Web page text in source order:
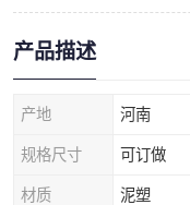
产品描述
产地 河南
规格尺寸 可订做
材质 泥塑